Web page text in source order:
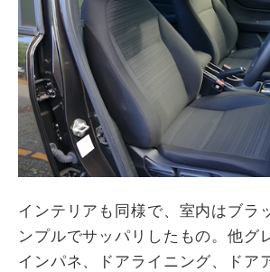
インテリアも同様で、室内はブラ
ンプルでサッパリしたもの。他グ
インパネ、ドアライニング、ドア